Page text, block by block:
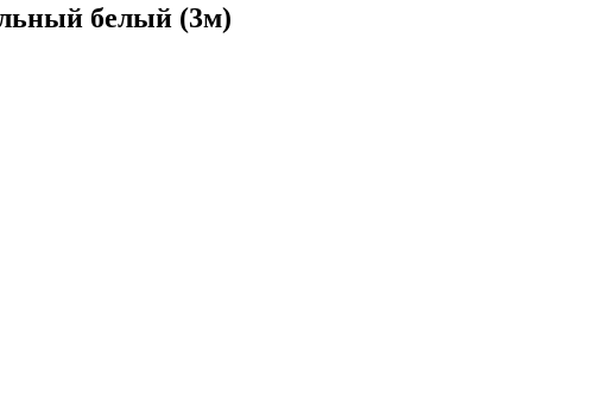
белый (3м)